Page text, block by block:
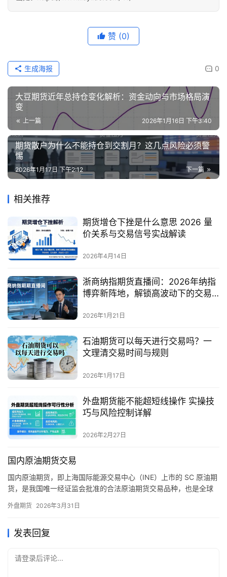
货
期
货
黄
金
期
货
赞 (0)
0
生成海报
大豆期货近年总持仓变化解析：资金动向与市场格局演
变
上一篇 2026年1月16日 下午3:40
期货散户为什么不能持仓到交割月？这几点风险必须警
惕
下一篇
2026年1月17日 下午2:12
相关推荐
期货增仓下挫是什么意思 2026 量
价关系与交易信号实战解读
2026年4月14日
浙商纳指期货直播间：2026年纳指
博弈新阵地，解锁高波动下的交易
2026年1月21日
石油期货可以每天进行交易吗？一
文理清交易时间与规则
2026年1月17日
外盘期货能不能超短线操作 实操技
巧与风险控制详解
2026年2月27日
国内原油期货交易
国内原油期货，即上海国际能源交易中心（INE）上市的 SC 原油期
货，是我国唯一经证监会批准的合法原油期货交易品种，也是全球
跃、套期保值功能完善，成为国内期货市场最受关注的品种之一。
交易规则缺乏系统了解，甚至误入非法平台造成资金损失。本文将
外盘期货 2026年3月31日
发表回复
请登录后评论...